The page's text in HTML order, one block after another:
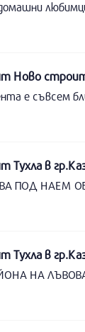
Ново
в
ПОД НАЕМ
в